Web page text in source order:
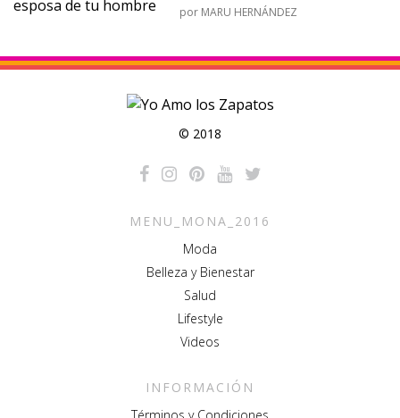
por MARU HERNÁNDEZ
© 2018
MENU_MONA_2016
Moda
Belleza y Bienestar
Salud
Lifestyle
Videos
INFORMACIÓN